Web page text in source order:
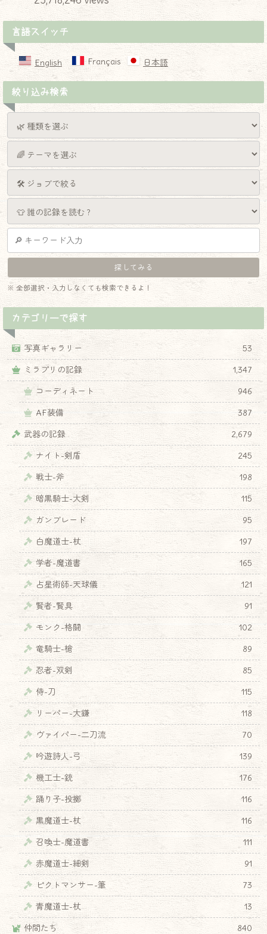
言語スイッチ
English Français 日本語
絞り込み検索
※ 全部選択・入力しなくても検索できるよ！
カテゴリーで探す
写真ギャラリー
53
ミラプリの記録
1,347
コーディネート
946
AF装備
387
武器の記録
2,679
ナイト-剣盾
245
戦士-斧
198
暗黒騎士-大剣
115
ガンブレード
95
白魔道士-杖
197
学者-魔道書
165
占星術師-天球儀
121
賢者-賢具
91
モンク-格闘
102
竜騎士-槍
89
忍者-双剣
85
侍-刀
115
リーパー-大鎌
118
ヴァイパー-二刀流
70
吟遊詩人-弓
139
機工士-銃
176
踊り子-投擲
116
黒魔道士-杖
116
召喚士-魔道書
111
赤魔道士-細剣
91
ピクトマンサー-筆
73
青魔道士-杖
13
仲間たち
840